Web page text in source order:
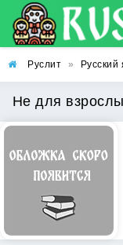
Руслит »
Не для